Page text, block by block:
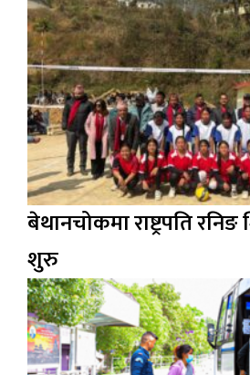
बेथानचोकमा राष्ट्रपति रनिङ
शुरु